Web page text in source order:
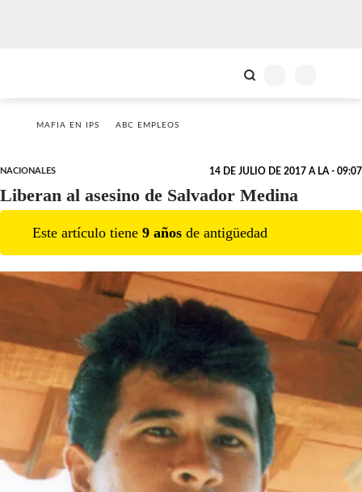
MAFIA EN IPS ABC EMPLEOS
NACIONALES 14 DE JULIO DE 2017 A LA - 09:07
Liberan al asesino de Salvador Medina
Este artículo tiene 9 años de antigüedad